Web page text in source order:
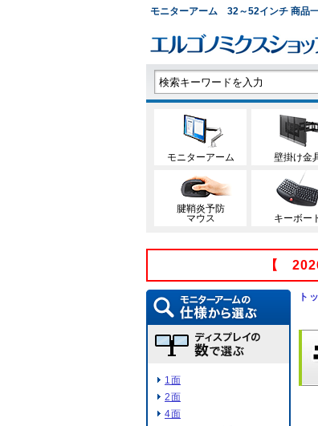
モニターアーム 32～52インチ 商品
モニターアーム 壁掛け金
腱鞘炎予防
マウス
キーボー
【
1面
2面
4面
ト